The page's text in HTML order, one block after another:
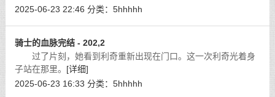
2025-06-23 22:46 分类： 5hhhhh
骑士的血脉完结 - 202,2
过了片刻，她看到利奇重新出现在门口。这一次利奇光着身
子站在那里。 [详细]
2025-06-23 16:33 分类： 5hhhhh